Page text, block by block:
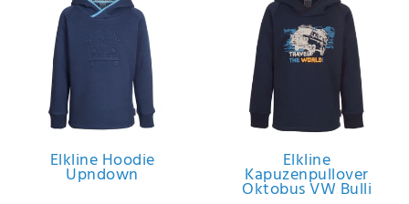
Elkline Hoodie
Upndown
Elkline
Kapuzenpullover
Oktobus VW Bulli